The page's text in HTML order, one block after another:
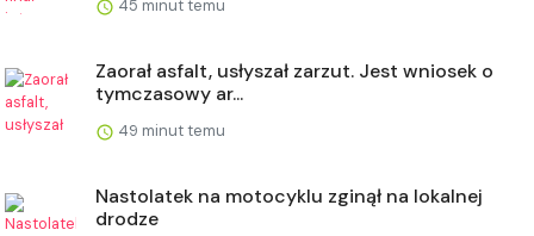
45 minut temu
Zaorał asfalt, usłyszał zarzut. Jest wniosek o
tymczasowy ar...
49 minut temu
Nastolatek na motocyklu zginął na lokalnej
drodze